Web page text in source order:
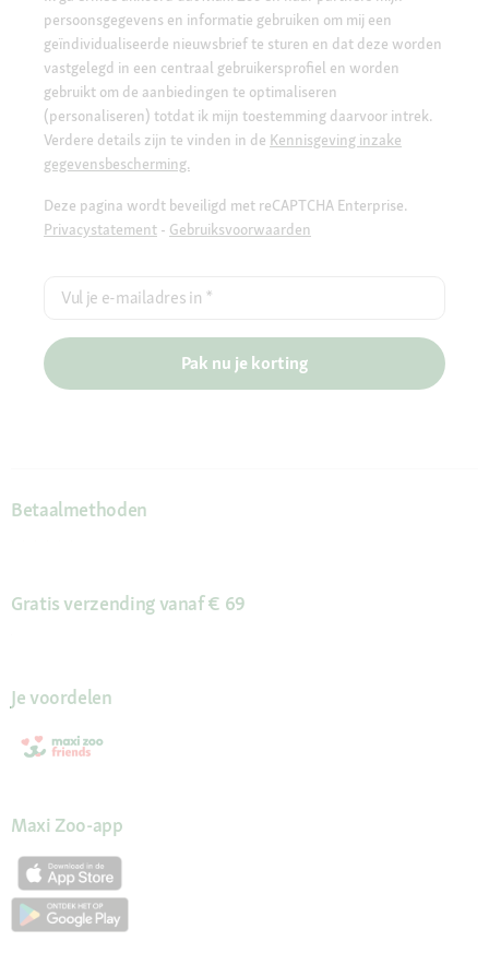
persoonsgegevens en informatie gebruiken om mij een
geïndividualiseerde nieuwsbrief te sturen en dat deze worden
vastgelegd in een centraal gebruikersprofiel en worden
gebruikt om de aanbiedingen te optimaliseren
(personaliseren) totdat ik mijn toestemming daarvoor intrek.
Verdere details zijn te vinden in de Kennisgeving inzake
gegevensbescherming.
Deze pagina wordt beveiligd met reCAPTCHA Enterprise.
Privacystatement - Gebruiksvoorwaarden
Vul je e-mailadres in *
Pak nu je korting
Betaalmethoden
Gratis verzending vanaf € 69
Je voordelen
Maxi Zoo-app